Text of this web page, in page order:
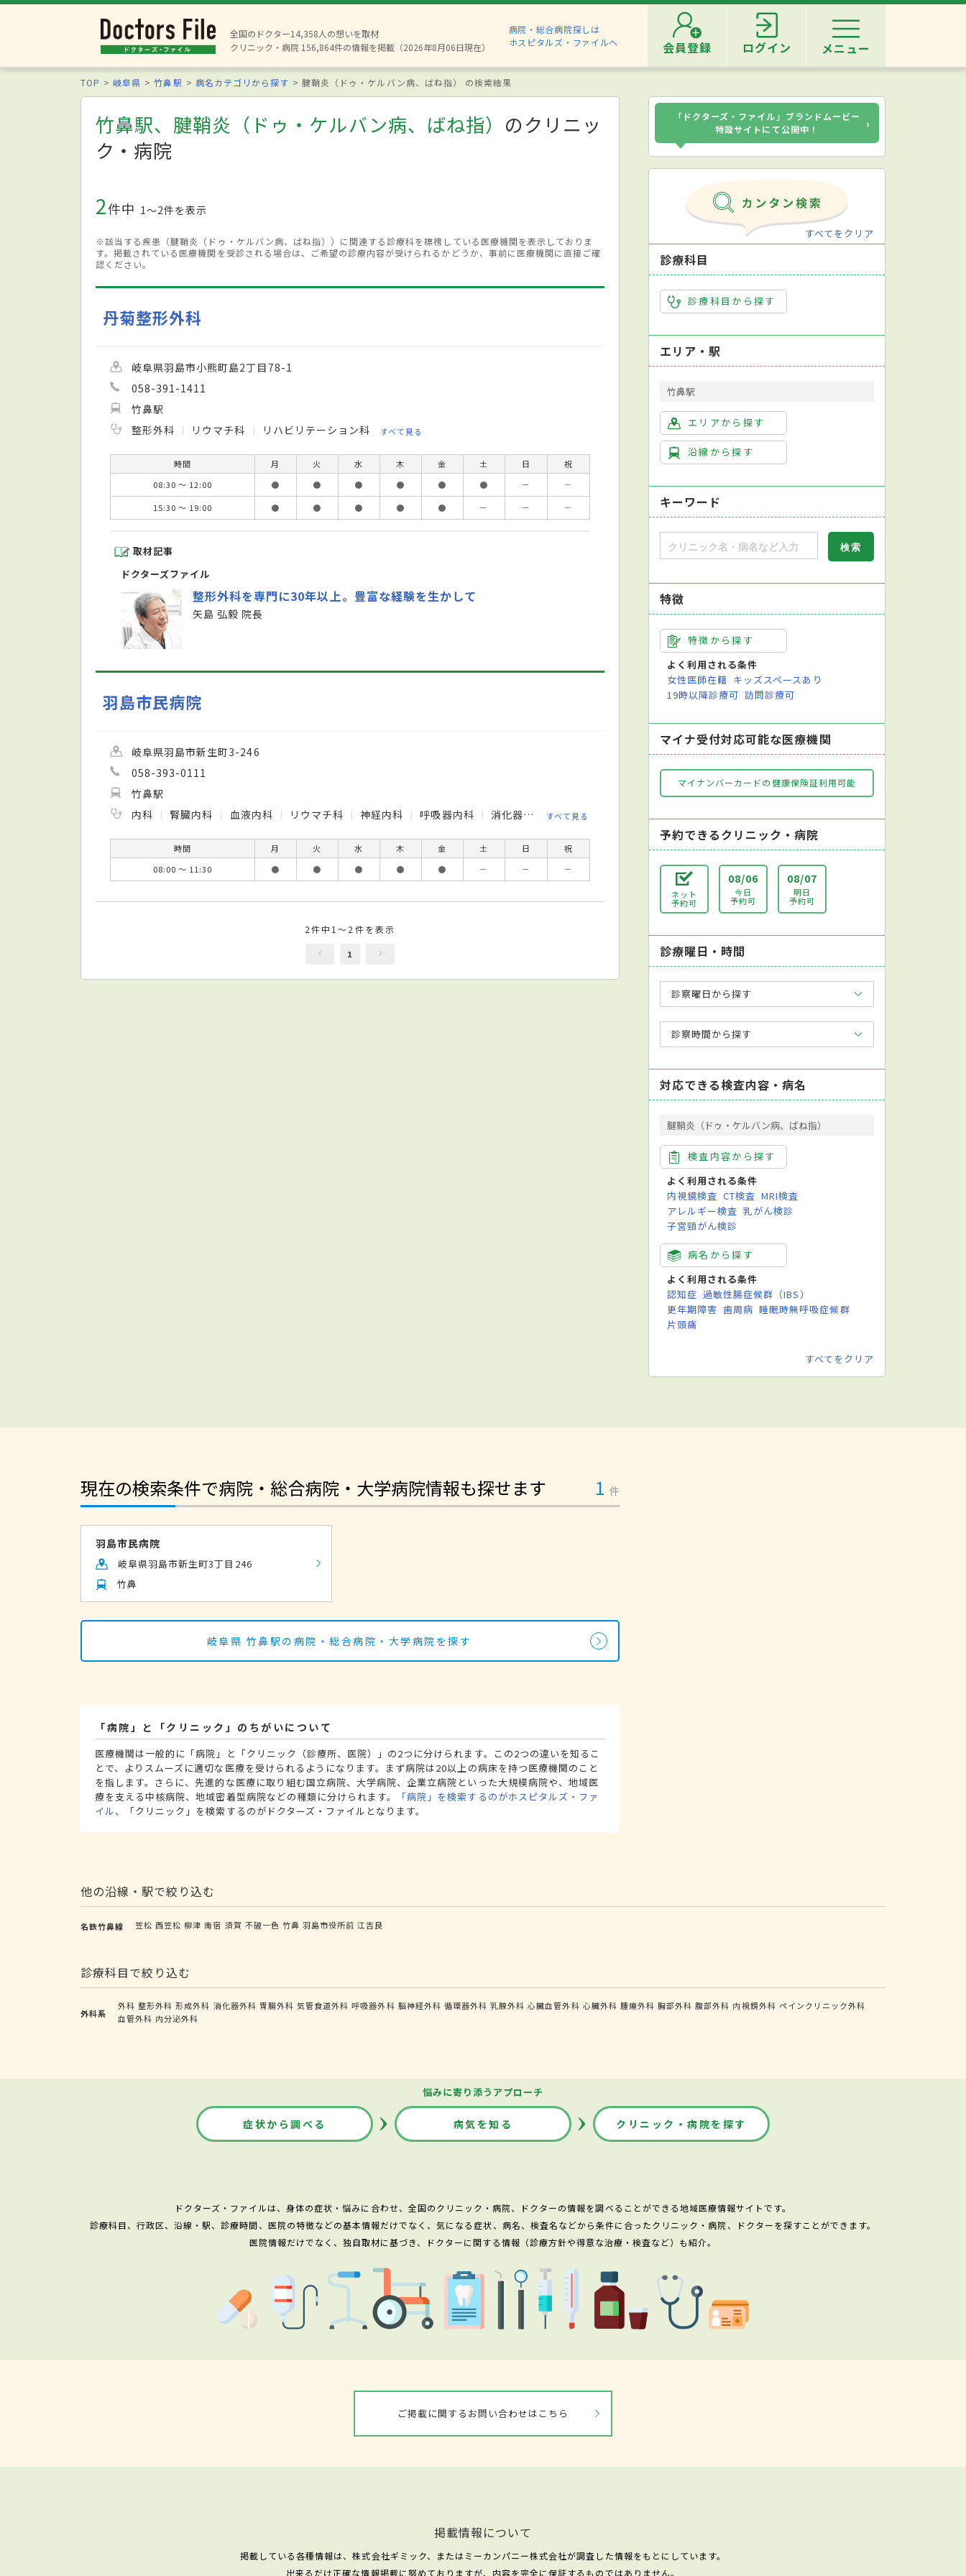
全国のドクター14,358人の想いを取材
クリニック・病院 156,864件の情報を掲載（2026年8月06日現在）
病院・総合病院探しは
ホスピタルズ・ファイルへ
会員登録 ログイン メニュー
TOP 岐阜県 竹鼻駅 病名カテゴリから探す 腱鞘炎（ドゥ・ケルバン病、ばね指） の検索結果
竹鼻駅、腱鞘炎（ドゥ・ケルバン病、ばね指） のクリニッ
ク・病院
2件中 1〜2件を表示
※該当する疾患（腱鞘炎（ドゥ・ケルバン病、ばね指））に関連する診療科を標榜している医療機関を表示しておりま
す。掲載されている医療機関を受診される場合は、ご希望の診療内容が受けられるかどうか、事前に医療機関に直接ご確
認ください。
丹菊整形外科
岐阜県羽島市小熊町島2丁目78-1
058-391-1411
竹鼻駅
整形外科
リウマチ科 リハビリテーション科 すべて見る
時間 月 火 水 木 金 土 日
祝
08:30 ～ 12:00
● ● ● ● ● ● －
－
15:30 ～ 19:00
● ● ● ● ● － － －
取材記事
ドクターズファイル
整形外科を専門に30年以上。豊富な経験を生かして
矢島 弘毅 院長
羽島市民病院
岐阜県羽島市新生町3-246
058-393-0111
竹鼻駅
内科
腎臓内科 血液内科 リウマチ科 神経内科 呼吸器内科 消化器内科 循環器内科
すべて見る
時間 月 火 水 木 金 土 日
祝
08:00 ～ 11:30
● ● ● ● ● － － －
2件中1～2件を表示
1
「ドクターズ・ファイル」ブランドムービー
特設サイトにて公開中！
›
すべてをクリア
診療科目
診療科目から探す
エリア・駅
竹鼻駅
エリアから探す
沿線から探す
キーワード
特徴
特徴から探す
よく利用される条件
女性医師在籍 キッズスペースあり
19時以降診療可 訪問診療可
マイナ受付対応可能な医療機関
マイナンバーカードの健康保険証利用可能
予約できるクリニック・病院
ネット
予約可
08/06
今日
予約可
08/07
明日
予約可
診療曜日・時間
診察曜日から探す
診察時間から探す
対応できる検査内容・病名
腱鞘炎（ドゥ・ケルバン病、ばね指）
検査内容から探す
よく利用される条件
内視鏡検査 CT検査 MRI検査
アレルギー検査 乳がん検診
子宮頸がん検診
病名から探す
よく利用される条件
認知症 過敏性腸症候群（IBS）
更年期障害 歯周病 睡眠時無呼吸症候群
片頭痛
すべてをクリア
現在の検索条件で病院・総合病院・大学病院情報も探せます 1 件
羽島市民病院
岐阜県羽島市新生町3丁目246
竹鼻
岐阜県 竹鼻駅の病院・総合病院・大学病院を探す
「病院」と「クリニック」のちがいについて
医療機関は一般的に「病院」と「クリニック（診療所、医院）」の2つに分けられます。この2つの違いを知るこ
とで、よりスムーズに適切な医療を受けられるようになります。まず病院は20以上の病床を持つ医療機関のこと
を指します。さらに、先進的な医療に取り組む国立病院、大学病院、企業立病院といった大規模病院や、地域医
療を支える中核病院、地域密着型病院などの種類に分けられます。
「病院」を検索するのがホスピタルズ・ファ
イル、「クリニック」を検索するのがドクターズ・ファイルとなります。
他の沿線・駅で絞り込む
名鉄竹鼻線 笠松 西笠松 柳津 南宿 須賀 不破一色 竹鼻 羽島市役所前 江吉良
診療科目で絞り込む
外科系
外科 整形外科 形成外科 消化器外科 胃腸外科 気管食道外科 呼吸器外科 脳神経外科 循環器外科 乳腺外科 心臓血管外科 心臓外科 腫瘍外科 胸部外科 腹部外科 内視鏡外科 ペインクリニック外科
血管外科 内分泌外科
悩みに寄り添うアプローチ
症状から調べる 病気を知る クリニック・病院を探す
ドクターズ・ファイルは、身体の症状・悩みに合わせ、全国のクリニック・病院、ドクターの情報を調べることができる地域医療情報サイトです。
診療科目、行政区、沿線・駅、診療時間、医院の特徴などの基本情報だけでなく、気になる症状、病名、検査名などから条件に合ったクリニック・病院、ドクターを探すことができます。
医院情報だけでなく、独自取材に基づき、ドクターに関する情報（診療方針や得意な治療・検査など）も紹介。
ご掲載に関するお問い合わせはこちら
掲載情報について
掲載している各種情報は、株式会社ギミック、またはミーカンパニー株式会社が調査した情報をもとにしています。
出来るだけ正確な情報掲載に努めておりますが、内容を完全に保証するものではありません。